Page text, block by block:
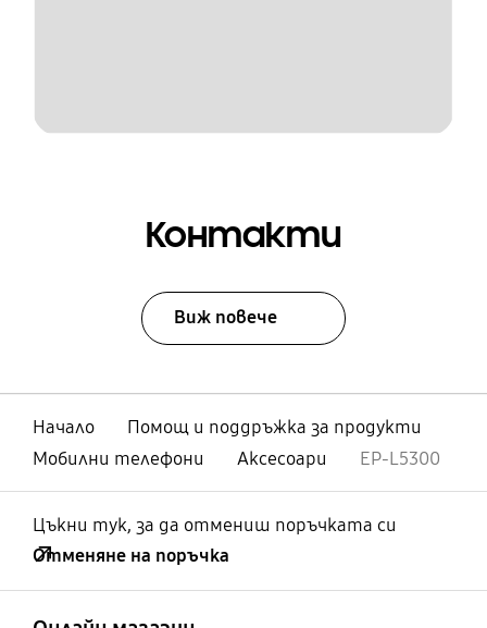
Контакти
Виж повече
Начало
Помощ и поддръжка за продукти
Мобилни телефони
Аксесоари EP-L5300
Цъкни тук, за да отмениш поръчката си
Отменяне на поръчка